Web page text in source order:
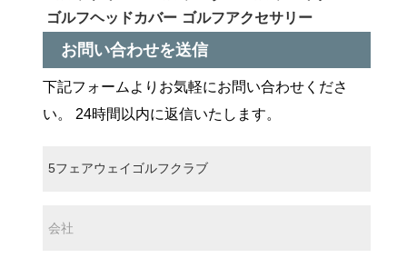
ゴルフヘッドカバー ゴルフアクセサリー
お問い合わせを送信
下記フォームよりお気軽にお問い合わせくださ
い。 24時間以内に返信いたします。